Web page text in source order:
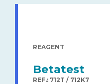
REAGENT
Betatest
REF.: 712T / 712K7